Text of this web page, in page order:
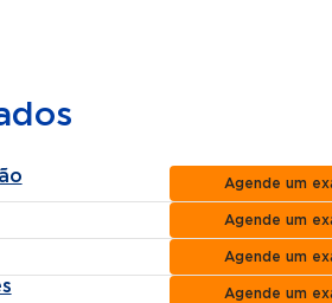
Agende um
Agende um
Agende um
Agende um